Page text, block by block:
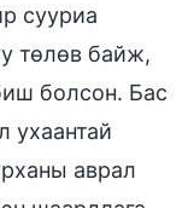
сууриа
төлөв байж,
болсон. Бас
ухаантай
аврал